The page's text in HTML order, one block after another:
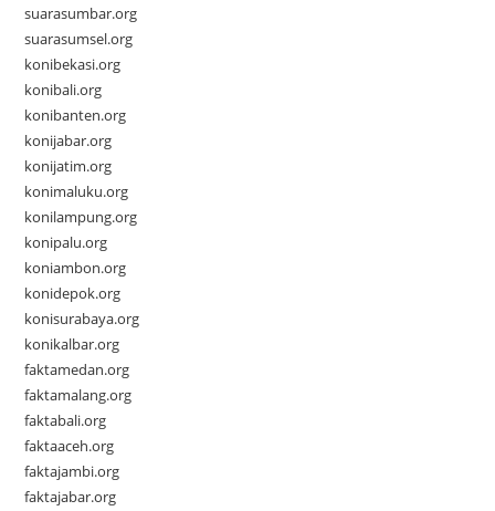
suarasumbar.org
suarasumsel.org
konibekasi.org
konibali.org
konibanten.org
konijabar.org
konijatim.org
konimaluku.org
konilampung.org
konipalu.org
koniambon.org
konidepok.org
konisurabaya.org
konikalbar.org
faktamedan.org
faktamalang.org
faktabali.org
faktaaceh.org
faktajambi.org
faktajabar.org